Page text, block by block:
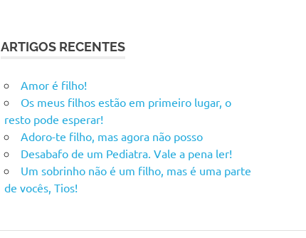
ARTIGOS RECENTES
Amor é filho!
Os meus filhos estão em primeiro lugar, o
resto pode esperar!
Adoro-te filho, mas agora não posso
Desabafo de um Pediatra. Vale a pena ler!
Um sobrinho não é um filho, mas é uma parte
de vocês, Tios!